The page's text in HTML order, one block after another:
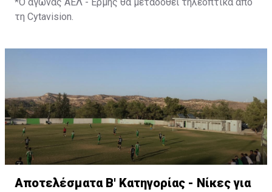
τη Cytavision.
Αποτελέσματα Β' Κατηγορίας - Νίκες για